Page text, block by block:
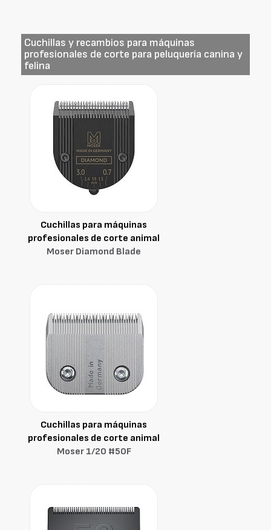
Cuchillas y recambios para máquinas
profesionales de corte para peluquería canina y
felina
Cuchillas para máquinas
profesionales de corte animal
Moser Diamond Blade
Cuchillas para máquinas
profesionales de corte animal
Moser 1/20 #50F